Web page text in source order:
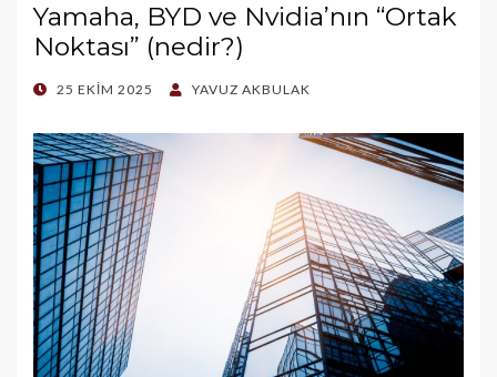
Yamaha, BYD ve Nvidia’nın “Ortak
Noktası” (nedir?)
POSTED
25 EKIM 2025 YAVUZ AKBULAK